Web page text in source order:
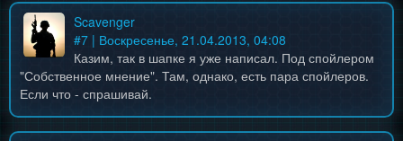
Scavenger
#7 | Воскресенье, 21.04.2013, 04:08
Казим, так в шапке я уже написал. Под спойлером
"Собственное мнение". Там, однако, есть пара спойлеров.
Если что - спрашивай.